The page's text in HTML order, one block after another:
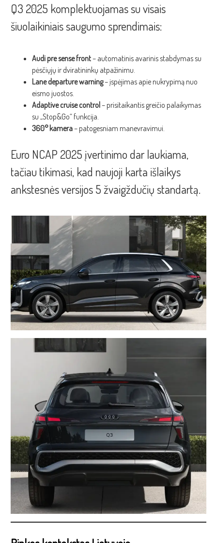
Q3 2025 komplektuojamas su visais
šiuolaikiniais saugumo sprendimais:
Audi pre sense front– automatinis avarinis stabdymas su
pėsčiųjų ir dviratininkų atpažinimu.
Lane departure warning– įspėjimas apie nukrypimą nuo
eismo juostos.
Adaptive cruise control– prisitaikantis greičio palaikymas
su „Stop&Go“ funkcija.
360° kamera– patogesniam manevravimui.
Euro NCAP 2025 įvertinimo dar laukiama,
tačiau tikimasi, kad naujoji karta išlaikys
ankstesnės versijos 5 žvaigždučių standartą.